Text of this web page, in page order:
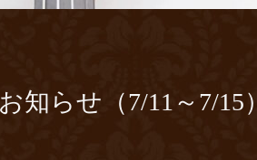
知らせ（7/11～7/15）